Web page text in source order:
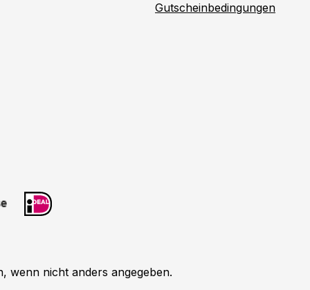
Gutscheinbedingungen
wenn nicht anders angegeben.